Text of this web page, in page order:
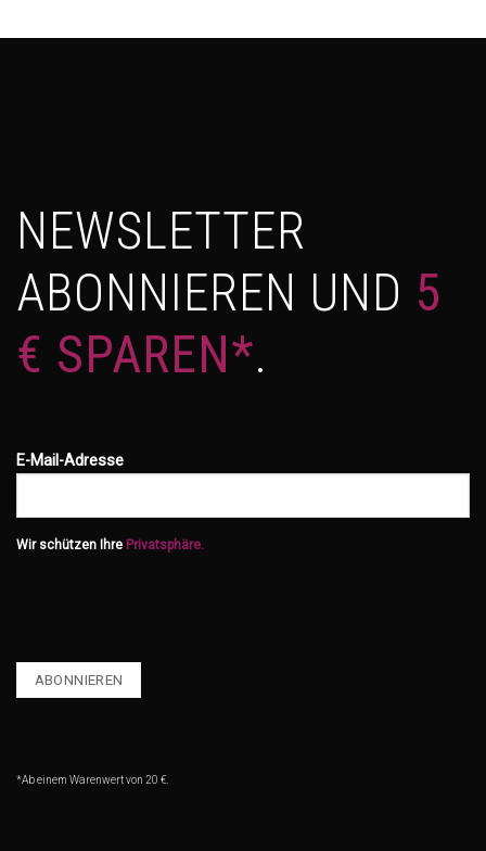
NEWSLETTER
ABONNIEREN UND 5
€ SPAREN*.
E-Mail-Adresse
Wir schützen Ihre Privatsphäre.
*Ab einem Warenwert von 20 €.